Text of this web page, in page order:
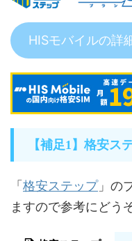
HISモバイルの詳
【補足1】格安ス
「 格安ステップ」の
ますので参考にどうぞ